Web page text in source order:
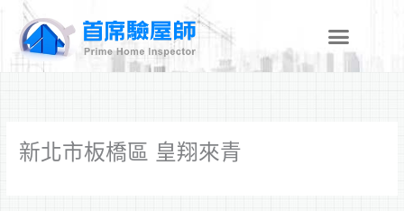
新北市板橋區 皇翔來青